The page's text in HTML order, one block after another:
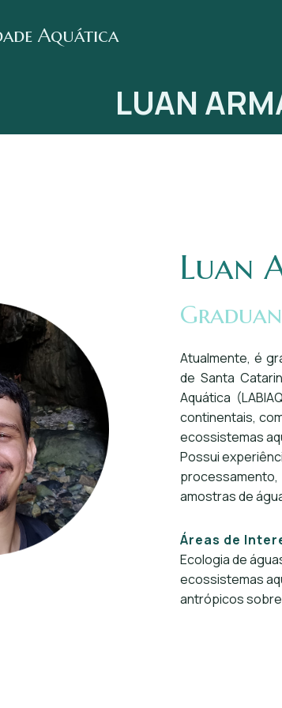
Aquática
LUAN
Luan
Atualmente, é
de Santa
Aquática
continentais,
ecossistemas
Possui
amostras de
Áreas de
Ecologia de
ecossistemas
antrópicos